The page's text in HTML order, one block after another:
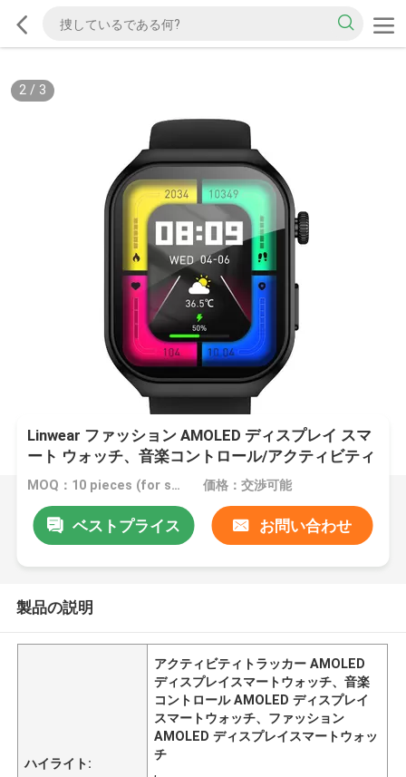
2/ 3
Linwear ファッション AMOLED ディスプレイ スマ
ート ウォッチ、音楽コントロール/アクティビティ
トラッカー付き
MOQ：10 pieces (for sample) 価格：交渉可能
ベストプライス お問い合わせ
製品の説明
ハイライト:
アクティビティトラッカー AMOLED
ディスプレイスマートウォッチ、音楽
コントロール AMOLED ディスプレイ
スマートウォッチ、ファッション
AMOLED ディスプレイスマートウォッ
チ
,